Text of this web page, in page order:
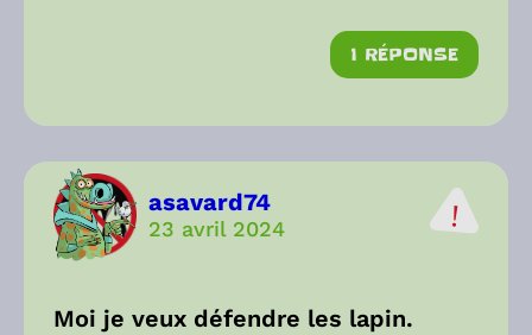
1 RÉPONSE
asavard74
23 avril 2024
Moi je veux défendre les lapin.